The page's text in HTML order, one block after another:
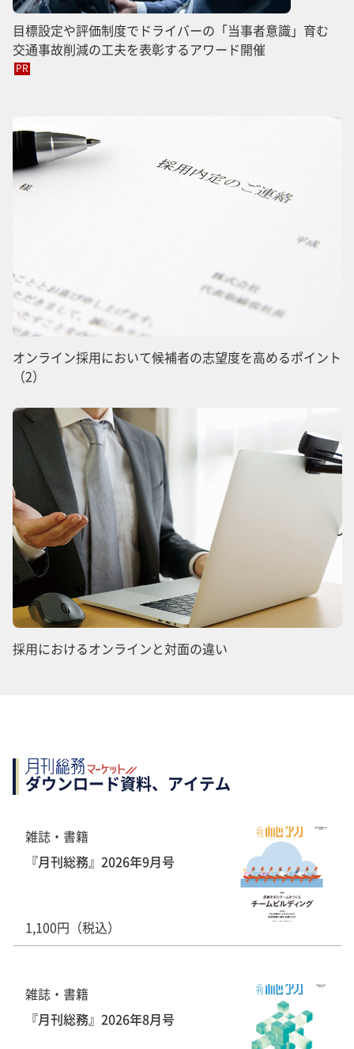
目標設定や評価制度でドライバーの「当事者意識」育む
交通事故削減の工夫を表彰するアワード開催
PR
オンライン採用において候補者の志望度を高めるポイント
（2）
採用におけるオンラインと対面の違い
ダウンロード資料、アイテム
雑誌・書籍
『月刊総務』2026年9月号
1,100円（税込）
雑誌・書籍
『月刊総務』2026年8月号